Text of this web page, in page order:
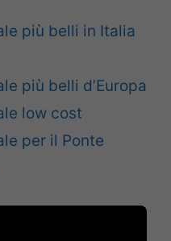
più belli in Italia
più belli d’Europa
low cost
per il Ponte